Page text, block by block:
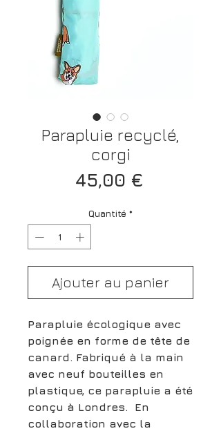
Parapluie recyclé,
corgi
45,00 €Prix
Quantité *
Ajouter au panier
Parapluie écologique avec
poignée en forme de tête de
canard. Fabriqué à la main
avec neuf bouteilles en
plastique, ce parapluie a été
conçu à Londres. En
collaboration avec la